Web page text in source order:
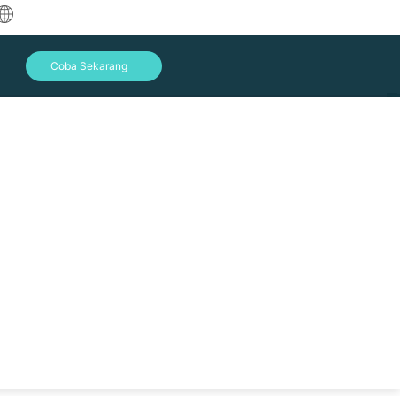
English
Coba Sekarang